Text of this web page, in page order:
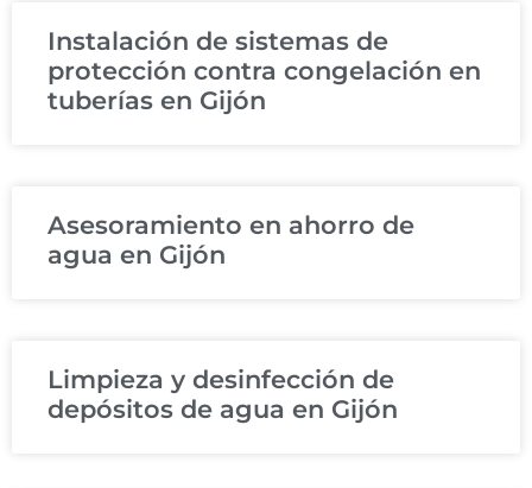
Instalación de sistemas de
protección contra congelación en
tuberías en Gijón
Asesoramiento en ahorro de
agua en Gijón
Limpieza y desinfección de
depósitos de agua en Gijón